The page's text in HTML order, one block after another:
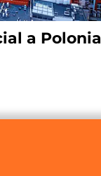
a Polonia